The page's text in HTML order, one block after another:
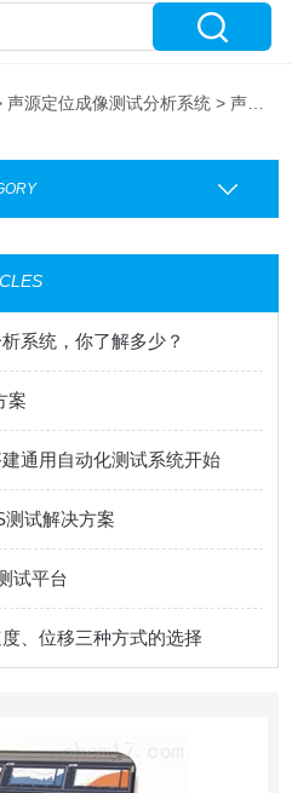
声源定位成像测试分析系统 > 声学照相机
系统，你了解多少？
案
通用自动化测试系统开始
试解决方案
试平台
、位移三种方式的选择